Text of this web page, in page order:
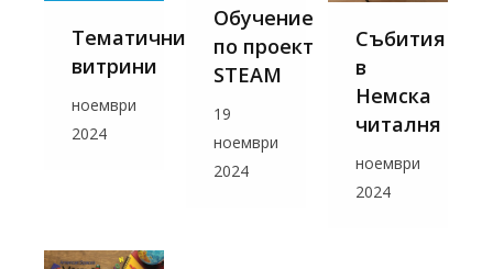
Тематични
витрини
ноември
2024
Обучение
по проект
STEAM
19
ноември
2024
Събития
в
Немска
читалня
ноември
2024